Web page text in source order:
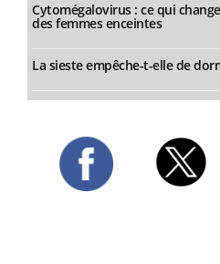
Cytomégalovirus : ce qui
des femmes enceintes
La sieste empêche-t-elle de